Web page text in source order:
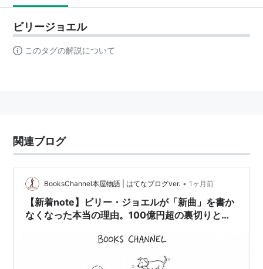
ビリージョエル
このタグの解説について
関連ブログ
BooksChannel本屋物語 | はてなブログver. • 1ヶ月前
【新着note】ビリー・ジョエルが「新曲」を書か
なくなった本当の理由。100億円超の裏切りと、